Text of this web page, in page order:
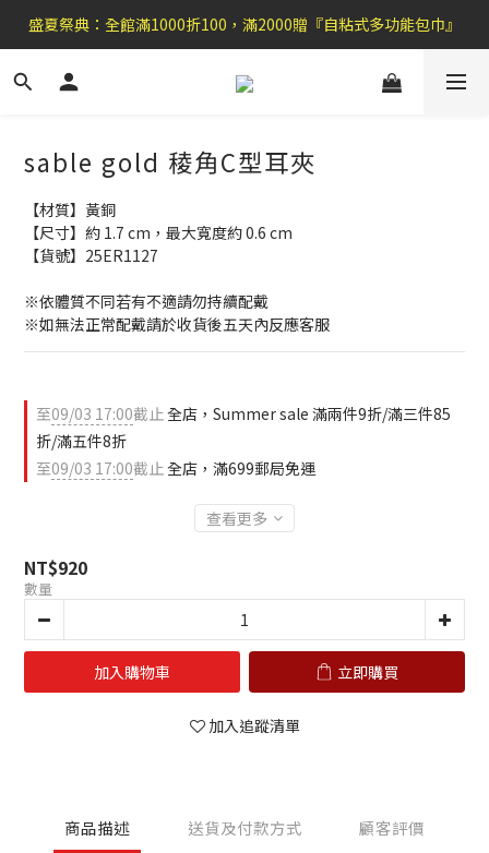
盛夏祭典：全館滿1000折100，滿2000贈『自粘式多功能包巾』
盛夏祭典：全館滿1000折100，滿2000贈『自粘式多功能包巾』
滿699郵局免運費，滿990便利商店免運
盛夏祭典：全館滿1000折100，滿2000贈『自粘式多功能包巾』
sable gold 稜角C型耳夾
【材質】黃銅
【尺寸】約 1.7 cm，最大寬度約 0.6 cm
【貨號】25ER1127
※依體質不同若有不適請勿持續配戴
※如無法正常配戴請於收貨後五天內反應客服
至09/03 17:00截止全店，Summer sale 滿兩件9折/滿三件85
折/滿五件8折
至09/03 17:00截止全店，滿699郵局免運
查看更多
NT$920
數量
加入購物車 立即購買
加入追蹤清單
商品描述 送貨及付款方式 顧客評價